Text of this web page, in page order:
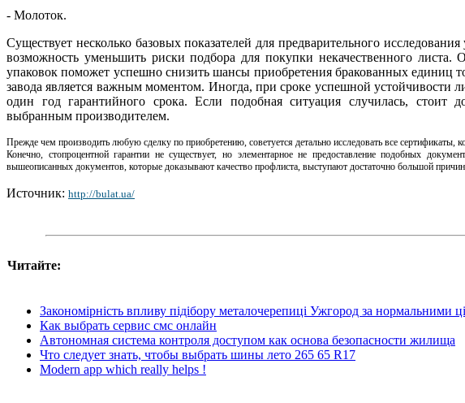
- Молоток.
Существует несколько базовых показателей для предварительного
возможность уменьшить риски подбора для покупки некачественного
упаковок поможет успешно снизить шансы приобретения бракованных единиц
завода является важным моментом. Иногда, при сроке успешной устойчивости
один год гарантийного срока. Если подобная ситуация случилась, стоит
выбранным производителем.
Прежде чем производить любую сделку по приобретению, советуется детально исследовать все
Конечно, стопроцентной гарантии не существует, но элементарное не предоставление подобных
вышеописанных документов, которые доказывают качество профлиста, выступают достаточно большой
Источник: http://bulat.ua/
Читайте:
Закономірність впливу підібору металочерепиці Ужгород за нормальними
Как выбрать сервис смс онлайн
Автономная система контроля доступом как основа безопасности жилища
Что следует знать, чтобы выбрать шины лето 265 65 R17
Modern app which really helps !